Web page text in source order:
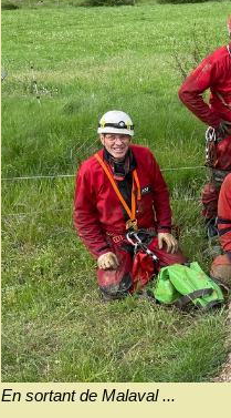
En sortant de Malaval ...